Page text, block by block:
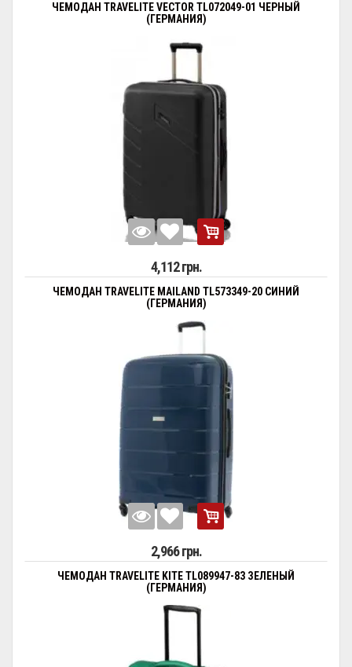
ЧЕМОДАН TRAVELITE VECTOR TL072049-01 ЧЕРНЫЙ
(ГЕРМАНИЯ)
4,112 грн.
ЧЕМОДАН TRAVELITE MAILAND TL573349-20 СИНИЙ
(ГЕРМАНИЯ)
2,966 грн.
ЧЕМОДАН TRAVELITE KITE TL089947-83 ЗЕЛЕНЫЙ
(ГЕРМАНИЯ)